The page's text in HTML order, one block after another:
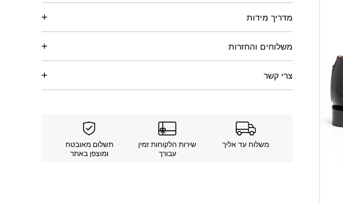
מדריך מידות
משלוחים והחזרות
צרי קשר
משלוח עד אליך
שירות הלקוחות זמין
עבורך
תשלום מאובטח
ומוצפן באתר